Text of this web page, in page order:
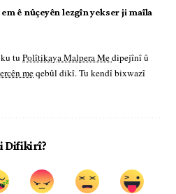
ê nûçeyên lezgîn yekser ji maîla
tu Polîtikaya Malpera Medipejînî û
meqebûl dikî. Tu kendî bixwazî
Difikirî?